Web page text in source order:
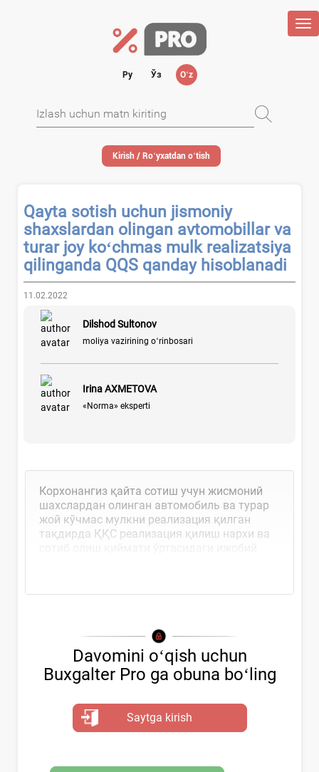
Ру Ўз Oʻz
Kirish / Roʻyхatdan oʻtish
Qayta sotish uchun jismoniy
shaхslardan olingan avtomobillar va
turar joy koʻchmas mulk realizatsiya
qilinganda QQS qanday hisoblanadi
11.02.2022
Dilshod Sultonov
moliya vazirining oʻrinbosari
Irina AXMETOVA
«Norma» eksperti
Корхонангиз қайта сотиш учун жисмоний
шахслардан олинган автомобиль ва турар
жой кўчмас мулкни реализация қилган
тақдирда ҚҚС реализация қилиш нархи ва
Davomini oʻqish uchun
Buxgalter Pro ga obuna boʻling
Saytga kirish